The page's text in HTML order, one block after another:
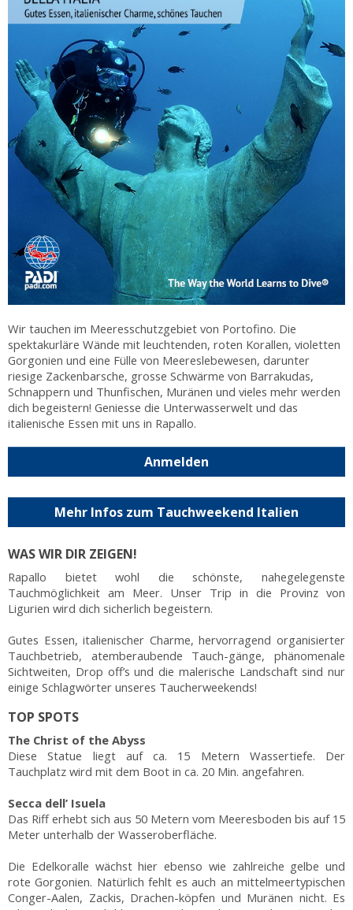
Wir tauchen im Meeresschutzgebiet von Portofino. Die
spektakurläre Wände mit leuchtenden, roten Korallen, violetten
Gorgonien und eine Fülle von Meereslebewesen, darunter
riesige Zackenbarsche, grosse Schwärme von Barrakudas,
Schnappern und Thunfischen, Muränen und vieles mehr werden
dich begeistern! Geniesse die Unterwasserwelt und das
italienische Essen mit uns in Rapallo.
Anmelden
Mehr Infos zum Tauchweekend Italien
WAS WIR DIR ZEIGEN!
Rapallo bietet wohl die schönste, nahegelegenste
Tauchmöglichkeit am Meer. Unser Trip in die Provinz von
Ligurien wird dich sicherlich begeistern.
Gutes Essen, italienischer Charme, hervorragend organisierter
Tauchbetrieb, atemberaubende Tauch-gänge, phänomenale
Sichtweiten, Drop off’s und die malerische Landschaft sind nur
einige Schlagwörter unseres Taucherweekends!
TOP SPOTS
The Christ of the Abyss
Diese Statue liegt auf ca. 15 Metern Wassertiefe. Der
Tauchplatz wird mit dem Boot in ca. 20 Min. angefahren.
Secca dell’ Isuela
Das Riff erhebt sich aus 50 Metern vom Meeresboden bis auf 15
Meter unterhalb der Wasseroberfläche.
Die Edelkoralle wächst hier ebenso wie zahlreiche gelbe und
rote Gorgonien. Natürlich fehlt es auch an mittelmeertypischen
Conger-Aalen, Zackis, Drachen-köpfen und Muränen nicht. Es